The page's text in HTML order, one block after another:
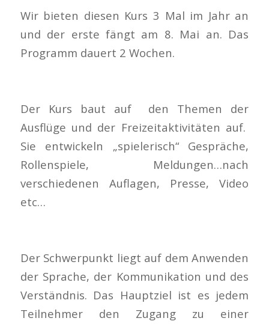
Wir bieten diesen Kurs 3 Mal im Jahr an
und der erste fängt am 8. Mai an. Das
Programm dauert 2 Wochen.
Der Kurs baut auf den Themen der
Ausflüge und der Freizeitaktivitäten auf.
Sie entwickeln „spielerisch“ Gespräche,
Rollenspiele, Meldungen…nach
verschiedenen Auflagen, Presse, Video
etc…
Der Schwerpunkt liegt auf dem Anwenden
der Sprache, der Kommunikation und des
Verständnis. Das Hauptziel ist es jedem
Teilnehmer den Zugang zu einer